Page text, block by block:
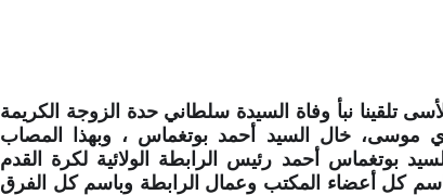
تلقينا نبأ وفاة السيدة سلطاني حدة الزوجة الكريمة
موسى، خال السيد أحمد بوتغماس ، وبهذا المصاب
بوتغماس أحمد رئيس الرابطة الولائية لكرة القدم
كل أعضاء المكتب وعمال الرابطة وباسم كل الفرق